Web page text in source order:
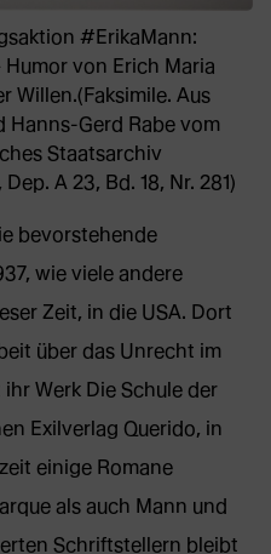
#ErikaMann:
von Erich Maria
Willen.(Faksimile. Aus
Hanns-Gerd Rabe vom
Staatsarchiv
A 23, Bd. 18, Nr. 281)
bevorstehende
wie viele andere
Zeit, in die USA. Dort
über das Unrecht im
Werk Die Schule der
Exilverlag Querido, in
einige Romane
als auch Mann und
Schriftstellern bleibt